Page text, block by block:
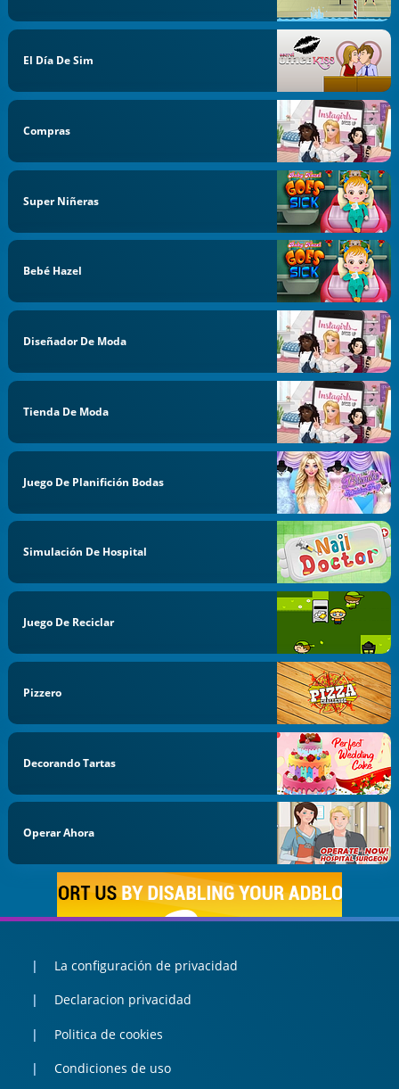
El Día De Sim
Compras
Super Niñeras
Bebé Hazel
Diseñador De Moda
Tienda De Moda
Juego De Planifición Bodas
Simulación De Hospital
Juego De Reciclar
Pizzero
Decorando Tartas
Operar Ahora
La configuración de privacidad
Declaracion privacidad
Politica de cookies
Condiciones de uso